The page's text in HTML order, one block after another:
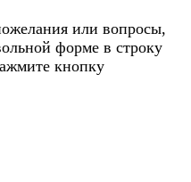
или вопросы,
форме в строку
кнопку